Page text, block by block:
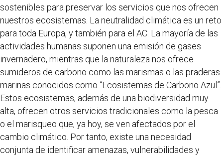
sostenibles para preservar los servicios que nos ofrecen
nuestros ecosistemas. La neutralidad climática es un reto
para toda Europa, y también para el AC. La mayoría de las
actividades humanas suponen una emisión de gases
invernadero, mientras que la naturaleza nos ofrece
sumideros de carbono como las marismas o las praderas
marinas conocidos como “Ecosistemas de Carbono Azul”.
Estos ecosistemas, además de una biodiversidad muy
alta, ofrecen otros servicios tradicionales como la pesca
o el marisqueo que, ya hoy, se ven afectados por el
cambio climático. Por tanto, existe una necesidad
conjunta de identificar amenazas, vulnerabilidades y